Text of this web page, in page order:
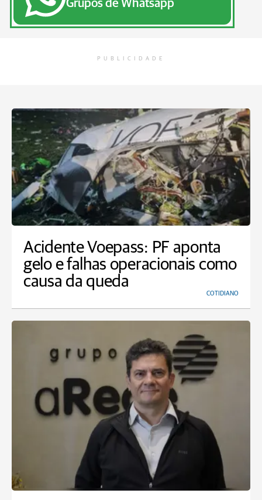
Grupos de Whatsapp
PUBLICIDADE
Acidente Voepass: PF aponta
gelo e falhas operacionais como
causa da queda
COTIDIANO